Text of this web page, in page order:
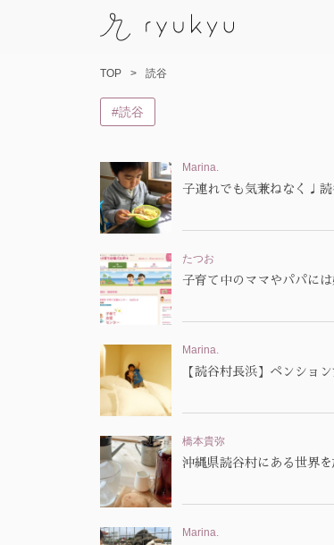
TOP 読谷
#読谷
Marina.
子連れでも気兼ねなく♩読
たつお
子育て中のママやパパに
Marina.
【読谷村長浜】ペンショ
橋本貴弥
沖縄県読谷村にある世界
Marina.